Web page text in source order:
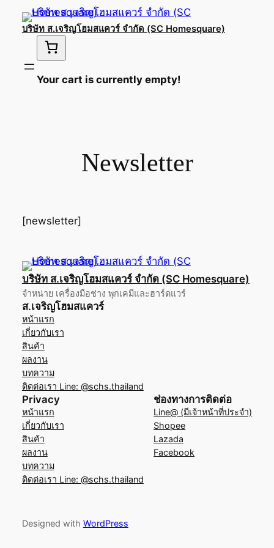
บริษัท ส.เจริญโฮมสแควร์ จำกัด (SC Homesquare)
Your cart is currently empty!
Newsletter
[newsletter]
บริษัท ส.เจริญโฮมสแควร์ จำกัด (SC Homesquare)
จำหน่าย เครื่องมือช่าง พุกเคมีและฮาร์ดแวร์
ส.เจริญโฮมสแควร์
หน้าแรก
เกี่ยวกับเรา
สินค้า
ผลงาน
บทความ
ติดต่อเรา Line: @schs.thailand
Privacy
หน้าแรก
เกี่ยวกับเรา
สินค้า
ผลงาน
บทความ
ติดต่อเรา Line: @schs.thailand
ช่องทางการติดต่อ
Line@ (มีเจ้าหน้าที่ประจำ)
Shopee
Lazada
Facebook
Designed with WordPress